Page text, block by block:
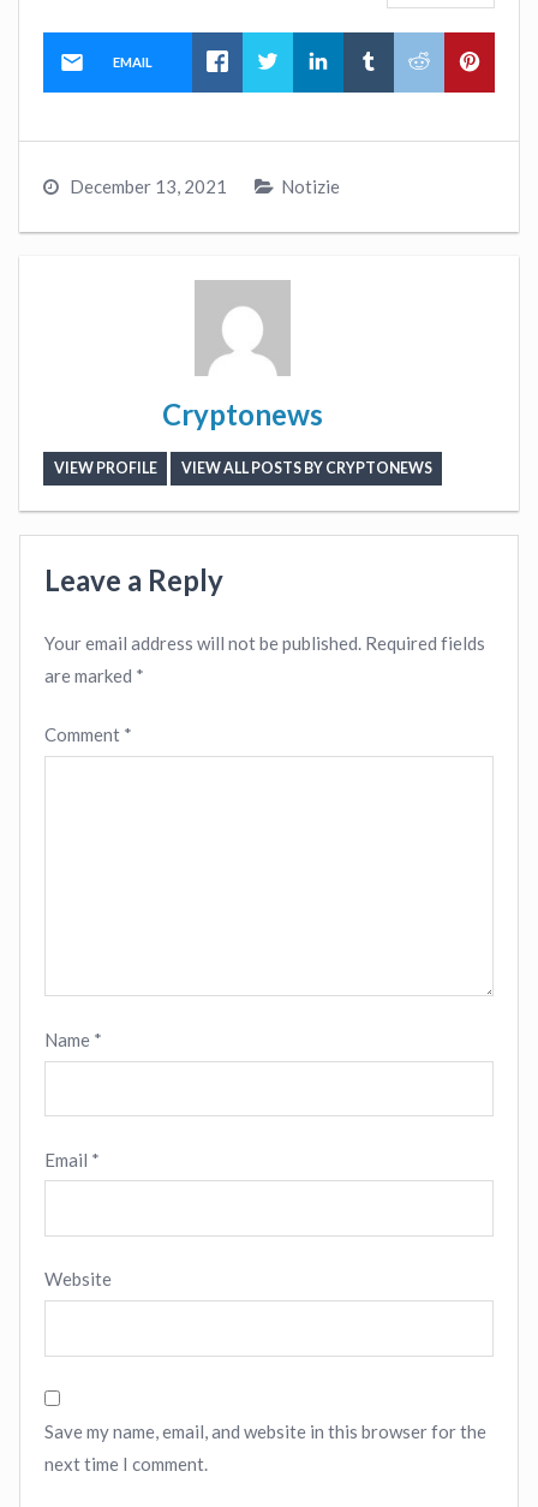
EMAIL
December 13, 2021 Notizie
Cryptonews
VIEW PROFILE VIEW ALL POSTS BY CRYPTONEWS
Leave a Reply
Your email address will not be published. Required fields
are marked *
Comment *
Name *
Email *
Website
Save my name, email, and website in this browser for the
next time I comment.